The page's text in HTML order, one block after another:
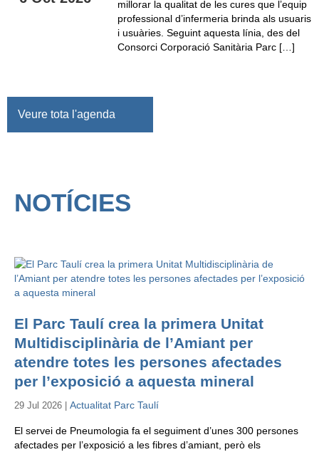
NOTÍCIES
El Parc Taulí crea la primera Unitat
Multidisciplinària de l’Amiant per
atendre totes les persones afectades
per l’exposició a aquesta mineral
29 Jul 2026 | Actualitat Parc Taulí
El servei de Pneumologia fa el seguiment d’unes 300 persones
afectades per l’exposició a les fibres d’amiant, però els
millorar la qualitat de les cures que l’equip
professional d’infermeria brinda als usuaris
i usuàries. Seguint aquesta línia, des del
Consorci Corporació Sanitària Parc […]
Veure tota l'agenda